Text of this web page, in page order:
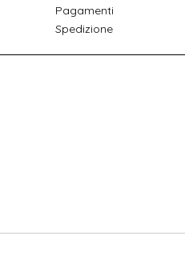
Pagamenti
Spedizione